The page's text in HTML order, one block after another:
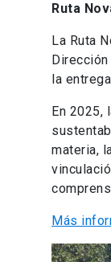
Ruta
La Ruta
la
En
materia,
Más